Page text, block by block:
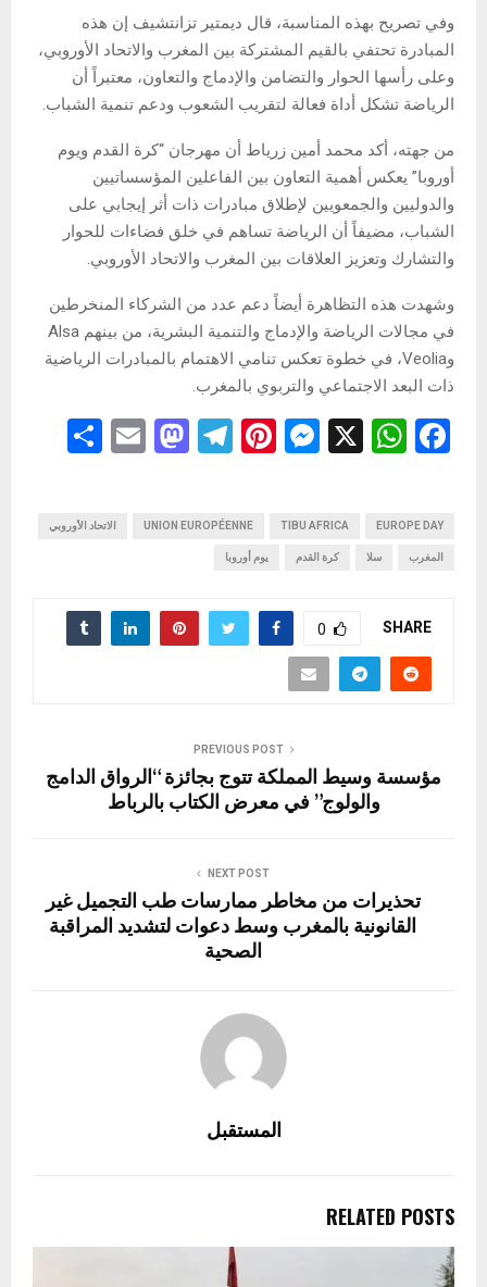
وفي تصريح بهذه المناسبة، قال ديمتير تزانتشيف إن هذه
المبادرة تحتفي بالقيم المشتركة بين المغرب والاتحاد الأوروبي،
وعلى رأسها الحوار والتضامن والإدماج والتعاون، معتبراً أن
الرياضة تشكل أداة فعالة لتقريب الشعوب ودعم تنمية الشباب.
من جهته، أكد محمد أمين زرياط أن مهرجان “كرة القدم ويوم
أوروبا” يعكس أهمية التعاون بين الفاعلين المؤسساتيين
والدوليين والجمعويين لإطلاق مبادرات ذات أثر إيجابي على
الشباب، مضيفاً أن الرياضة تساهم في خلق فضاءات للحوار
والتشارك وتعزيز العلاقات بين المغرب والاتحاد الأوروبي.
وشهدت هذه التظاهرة أيضاً دعم عدد من الشركاء المنخرطين
في مجالات الرياضة والإدماج والتنمية البشرية، من بينهم Alsa
وVeolia، في خطوة تعكس تنامي الاهتمام بالمبادرات الرياضية
ذات البعد الاجتماعي والتربوي بالمغرب.
F
b
o
o
k
W
A
X
M
n
g
er
Pi
es
t
T
gr
m
M
o
o
n
E
e
EUROPE DAY
TIBU AFRICA
UNION EUROPÉENNE الاتحاد الأوروبي
المغرب سلا كرة القدم يوم أوروبا
SHARE
0
PREVIOUS POST
مؤسسة وسيط المملكة تتوج بجائزة “الرواق الدامج
والولوج” في معرض الكتاب بالرباط
NEXT POST
تحذيرات من مخاطر ممارسات طب التجميل غير
القانونية بالمغرب وسط دعوات لتشديد المراقبة
الصحية
المستقبل
RELATED POSTS